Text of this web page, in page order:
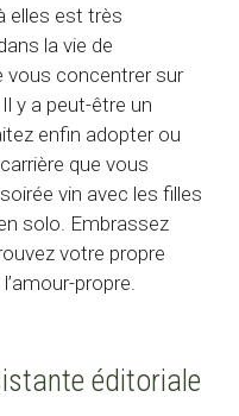
elles est très
la vie de
vous concentrer sur
y a peut-être un
enfin adopter ou
que vous
vin avec les filles
solo. Embrassez
votre propre
propre.
éditoriale